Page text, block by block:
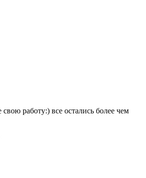
работу:) все остались более чем